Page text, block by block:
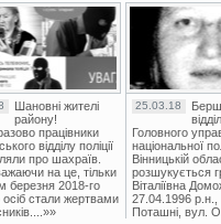
Шановні жителі
району!
працівники
відділу поліції
про шахраїв.
на це, тільки
березня 2018-го
осіб стали жертвами
25.03.18
Головного
національної
Вінницькій
розшукується
Віталіївна
27.04.1996 р.н.,
Поташні, вул.